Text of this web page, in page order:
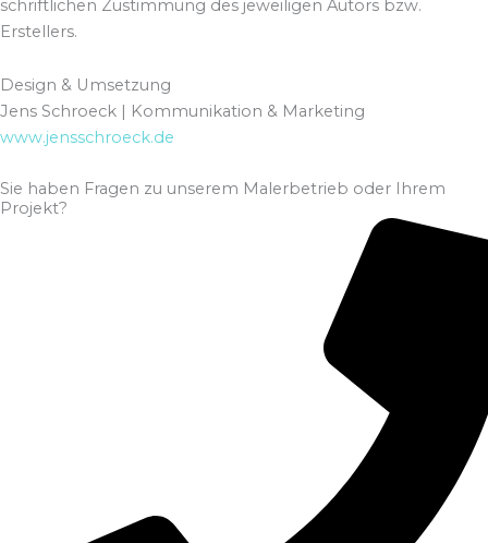
schriftlichen Zustimmung des jeweiligen Autors bzw.
Erstellers.
Design & Umsetzung
Jens Schroeck | Kommunikation & Marketing
www.jensschroeck.de
Sie haben Fragen zu unserem Malerbetrieb oder Ihrem
Projekt?